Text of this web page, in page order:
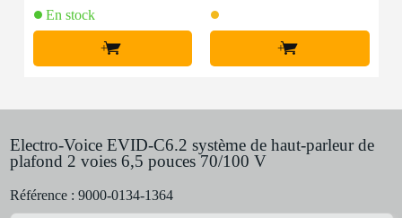
En stock
+ +
Electro-Voice EVID-C6.2 système de haut-parleur de
plafond 2 voies 6,5 pouces 70/100 V
Référence : 9000-0134-1364